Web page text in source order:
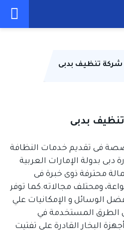
شركة تنظيف بدبى
بدبى
فى تقديم خدمات النظافة
دبى بدولة الإمارات العربية
محترفة ذوى خبرة فى
ومحتلف مجالاته.كما توفر
الوسائل و الإمكانيات علي
الطرق المستخدمة في
البخار القادرة على تفتيت